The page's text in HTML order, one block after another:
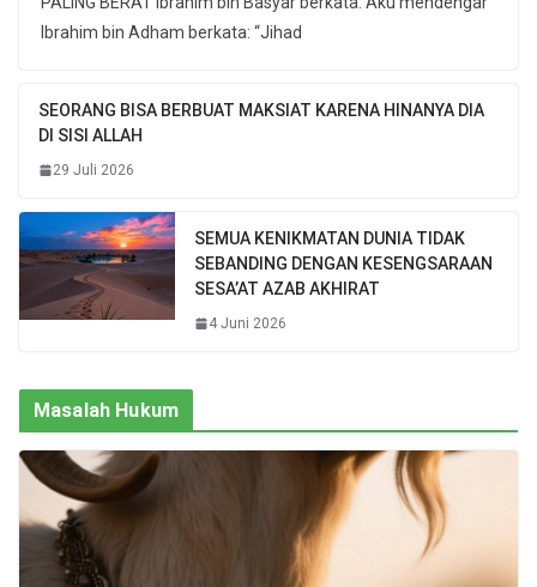
Ibrahim bin Adham berkata: “Jihad
SEORANG BISA BERBUAT MAKSIAT KARENA HINANYA DIA
DI SISI ALLAH
29 Juli 2026
SEMUA KENIKMATAN DUNIA TIDAK
SEBANDING DENGAN KESENGSARAAN
SESA’AT AZAB AKHIRAT
4 Juni 2026
Masalah Hukum